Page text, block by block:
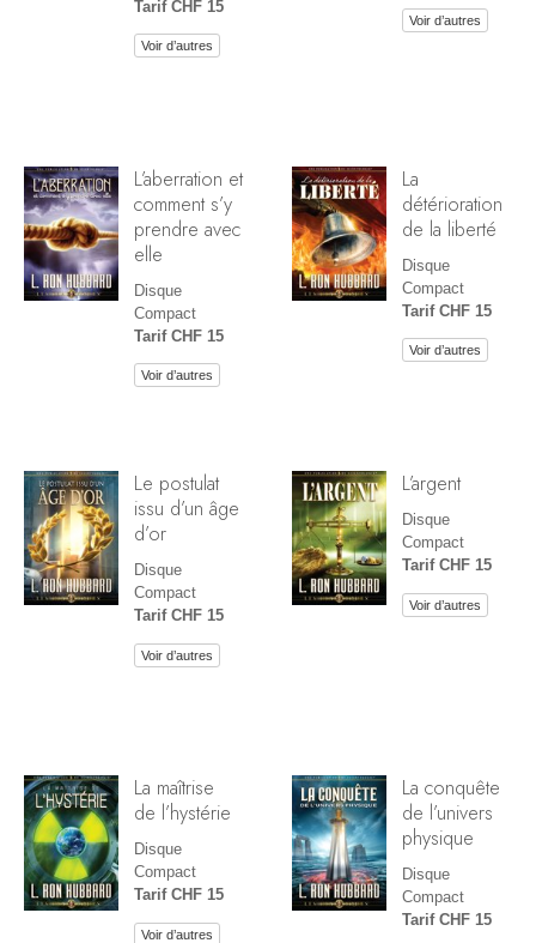
Tarif CHF 15
Voir d’autres
Voir d’autres
L’aberration et
comment s’y
prendre avec
elle
Disque
Compact
Tarif CHF 15
Voir d’autres
La
détérioration
de la liberté
Disque
Compact
Tarif CHF 15
Voir d’autres
Le postulat
issu d’un âge
d’or
Disque
Compact
Tarif CHF 15
Voir d’autres
L’argent
Disque
Compact
Tarif CHF 15
Voir d’autres
La maîtrise
de l’hystérie
Disque
Compact
Tarif CHF 15
Voir d’autres
La conquête
de l’univers
physique
Disque
Compact
Tarif CHF 15